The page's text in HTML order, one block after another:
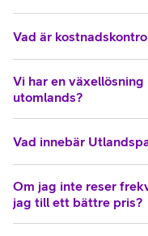
Vad är
Vi har en
utomlands?
Vad innebär
Om jag inte reser
jag till ett bättre pris?